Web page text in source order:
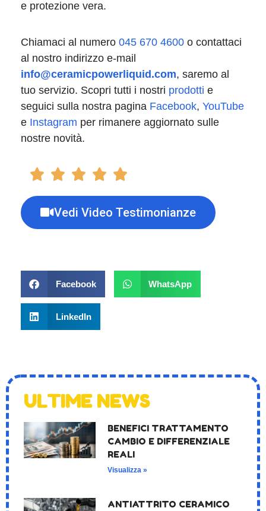
e protezione vera.
Chiamaci al numero 045 670 4600 o contattaci
al nostro indirizzo e-mail
info@ceramicpowerliquid.com, saremo al
tuo servizio. Scopri tutti i nostri prodotti e
seguici sulla nostra pagina Facebook, YouTube
e Instagram per rimanere aggiornato sulle
nostre novità.
Vedi Video Testimonianze
Facebook WhatsApp
LinkedIn
ULTIME NEWS
BENEFICI TRATTAMENTO
CAMBIO E DIFFERENZIALE
REALI
Visualizza »
ANTIATTRITO CERAMICO